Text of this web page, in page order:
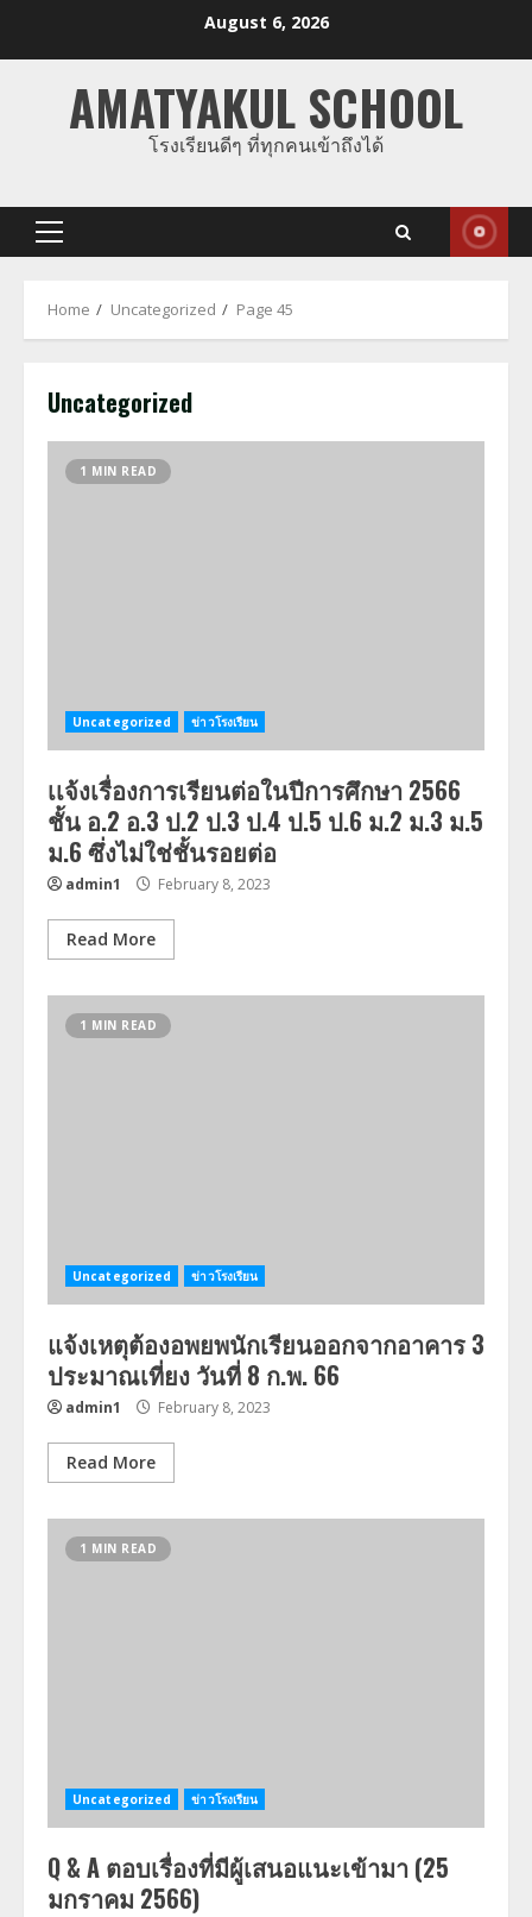
August 6, 2026
AMATYAKUL SCHOOL
โรงเรียนดีๆ ที่ทุกคนเข้าถึงได้
Primary
Home Uncategorized Page 45
Uncategorized
1 MIN READ
Uncategorized ข่าวโรงเรียน
เเจ้งเรื่องการเรียนต่อในปีการศึกษา 2566
ชั้น อ.2 อ.3 ป.2 ป.3 ป.4 ป.5 ป.6 ม.2 ม.3 ม.5
ม.6 ซึ่งไม่ใช่ชั้นรอยต่อ
admin1 February 8, 2023
Read More
1 MIN READ
Uncategorized ข่าวโรงเรียน
แจ้งเหตุต้องอพยพนักเรียนออกจากอาคาร 3
ประมาณเที่ยง วันที่ 8 ก.พ. 66
admin1 February 8, 2023
Read More
1 MIN READ
Uncategorized ข่าวโรงเรียน
Q & A ตอบเรื่องที่มีผู้เสนอแนะเข้ามา (25
มกราคม 2566)